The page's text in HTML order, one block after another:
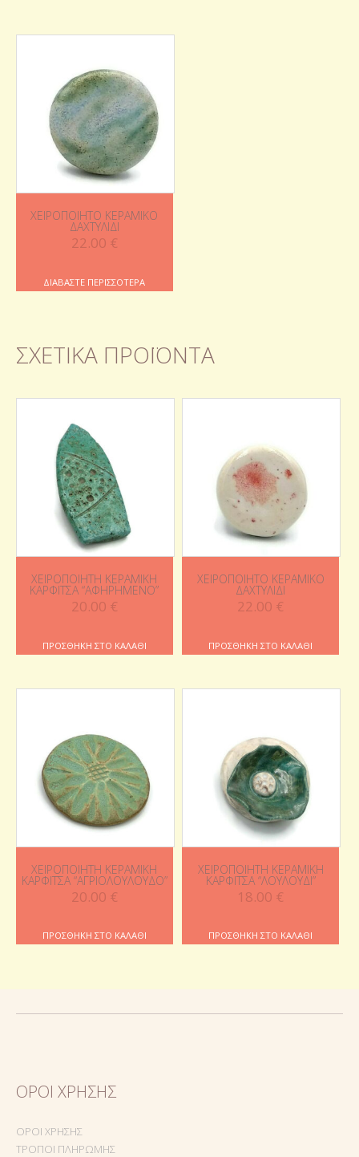
ΧΕΙΡΟΠΟΊΗΤΟ ΚΕΡΑΜΙΚΌ
ΔΑΧΤΥΛΊΔΙ
22.00 €
ΔΙΑΒΆΣΤΕ ΠΕΡΙΣΣΌΤΕΡΑ
ΣΧΕΤΙΚΆ ΠΡΟΪΌΝΤΑ
ΧΕΙΡΟΠΟΊΗΤΗ ΚΕΡΑΜΙΚΉ
ΚΑΡΦΊΤΣΑ “ΑΦΗΡΗΜΈΝΟ”
20.00 €
ΠΡΟΣΘΉΚΗ ΣΤΟ ΚΑΛΆΘΙ
ΧΕΙΡΟΠΟΊΗΤΟ ΚΕΡΑΜΙΚΌ
ΔΑΧΤΥΛΊΔΙ
22.00 €
ΠΡΟΣΘΉΚΗ ΣΤΟ ΚΑΛΆΘΙ
ΧΕΙΡΟΠΟΊΗΤΗ ΚΕΡΑΜΙΚΉ
ΚΑΡΦΊΤΣΑ “ΑΓΡΙΟΛΟΎΛΟΥΔΟ”
20.00 €
ΠΡΟΣΘΉΚΗ ΣΤΟ ΚΑΛΆΘΙ
ΧΕΙΡΟΠΟΊΗΤΗ ΚΕΡΑΜΙΚΉ
ΚΑΡΦΊΤΣΑ “ΛΟΥΛΟΎΔΙ”
18.00 €
ΠΡΟΣΘΉΚΗ ΣΤΟ ΚΑΛΆΘΙ
ΌΡΟΙ ΧΡΉΣΗΣ
ΌΡΟΙ ΧΡΉΣΗΣ
ΤΡΌΠΟΙ ΠΛΗΡΩΜΉΣ